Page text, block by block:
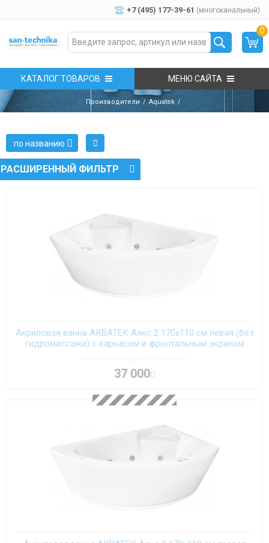
+7 (495) 177-39-61 (многоканальный)
0
КАТАЛОГ ТОВАРОВ МЕНЮ САЙТА
Производители Aquatek
РАСШИРЕННЫЙ ФИЛЬТР
по названию
Акриловая ванна АКВАТЕК Аякс 2 170х110 см левая (без
гидромассажа) с каркасом и фронтальным экраном
37 000